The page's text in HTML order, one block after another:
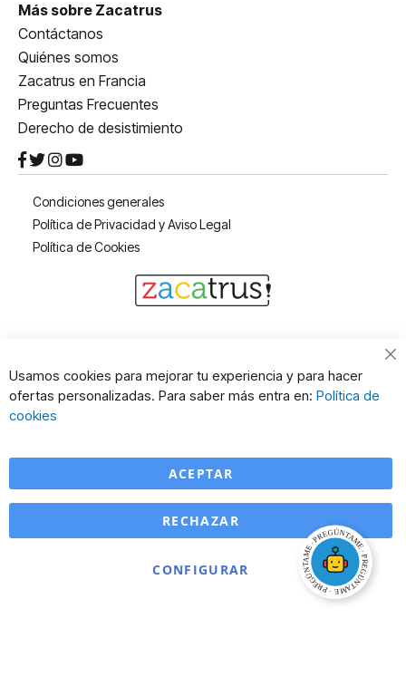
Más sobre Zacatrus
Contáctanos
Quiénes somos
Zacatrus en Francia
Preguntas Frecuentes
Derecho de desistimiento
Condiciones generales
Política de Privacidad y Aviso Legal
Política de Cookies
Usamos cookies para mejorar tu experiencia y para hacer
ofertas personalizadas. Para saber más entra en: Política de
cookies
ACEPTAR
CONFIGURAR
RECHAZAR